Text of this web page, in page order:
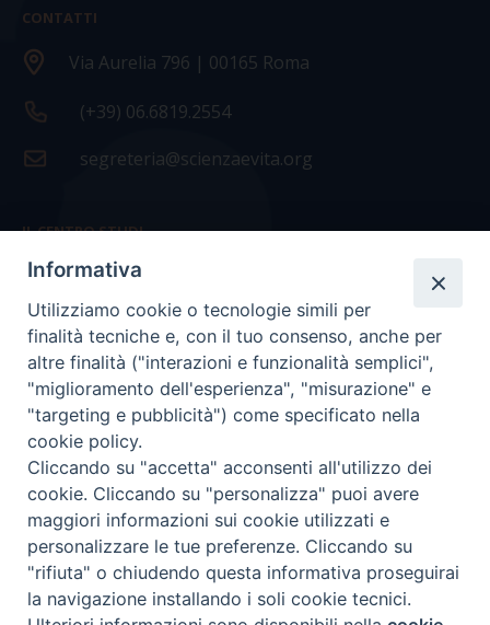
CONTATTI
Via Aurelia 796 | 00165 Roma
(+39) 06.6819.2554
segreteria@scienzaevita.org
IL CENTRO STUDI
La nostra storia
Statuto
Presidenza e ufficio presidenza
Consiglio scientifico
Coordinamento nazionale
COPYRIGHT Scienza & Vita - C.F96600690588- Tutti i
diritti -Privacy- Credits
Informativa
Utilizziamo cookie o tecnologie simili per
finalità tecniche e, con il tuo consenso, anche per
altre finalità ("interazioni e funzionalità semplici",
"miglioramento dell'esperienza", "misurazione" e
"targeting e pubblicità") come specificato nella
cookie policy.
Cliccando su "accetta" acconsenti all'utilizzo dei
cookie. Cliccando su "personalizza" puoi avere
maggiori informazioni sui cookie utilizzati e
personalizzare le tue preferenze. Cliccando su
"rifiuta" o chiudendo questa informativa proseguirai
la navigazione installando i soli cookie tecnici.